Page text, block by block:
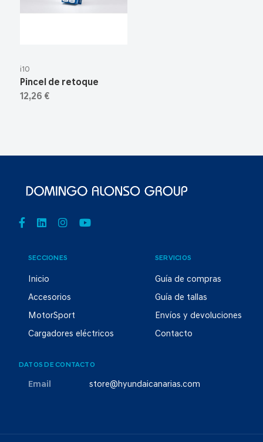
i10
Pincel de retoque
12,26 €
SECCIONES
Inicio
Accesorios
MotorSport
Cargadores eléctricos
SERVICIOS
Guía de compras
Guía de tallas
Envíos y devoluciones
Contacto
DATOS DE CONTACTO
Email store@hyundaicanarias.com